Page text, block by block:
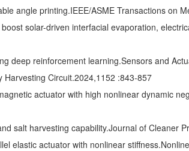
angle printing.IEEE/ASME Transactions on
solar-driven interfacial evaporation,
deep reinforcement learning.Sensors and
Circuit.2024,1152 :843-857
actuator with high nonlinear dynamic
salt harvesting capability.Journal of Cleaner
elastic actuator with nonlinear